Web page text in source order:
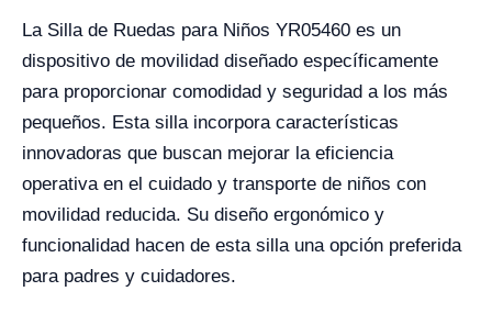
La Silla de Ruedas para Niños YR05460 es un
dispositivo de movilidad diseñado específicamente
para proporcionar comodidad y seguridad a los más
pequeños. Esta silla incorpora características
innovadoras que buscan mejorar la eficiencia
operativa en el cuidado y transporte de niños con
movilidad reducida. Su diseño ergonómico y
funcionalidad hacen de esta silla una opción preferida
para padres y cuidadores.